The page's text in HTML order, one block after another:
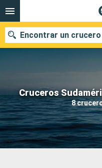
Cruceros
8
Encontrar un crucero
Nuestros destinos
Fecha de salida
Puertos